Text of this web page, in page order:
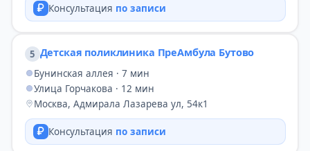
Консультация по записи
5 Детская поликлиника ПреАмбула Бутово
Бунинская аллея · 7 мин
Улица Горчакова · 12 мин
Москва, Адмирала Лазарева ул, 54к1
Консультация по записи